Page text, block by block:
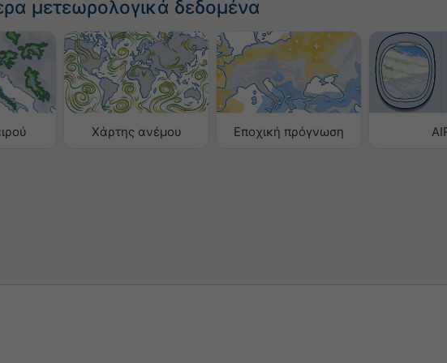
μετεωρολογικά δεδομένα
Χάρτης ανέμου Εποχική πρόγνωση